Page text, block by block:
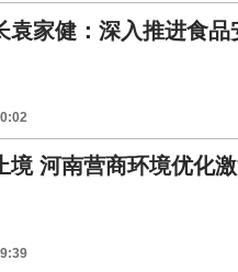
袁家健：深入推进食品
境 河南营商环境优化